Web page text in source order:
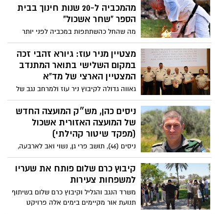
מהמכביה ל-20 שנות חינוך בבית
הספר "שחר אשכול"
מה שהחל כהשתתפות במכביה לפני יותר
משלושה עשורים, הפך למסע חיים בישראל.
איווילו פנצ'ב, שעלה מבולגריה בשנת 1998,
הגיע לראשונה לישראל בשנת 1993 כדי
להתחרות במכביה ה14 בירושלים בענף
הקראטה חוויה שלדבריו שינתה את חייו
והובילה אותו להחלטה לעלות לארץ.
מצטיין מניר עוז: גיורא זהבי זכה
במקום השלישי בתואר המתנדב
המצטיין הארצי של מד"א
גאווה גדולה לקיבוץ ניר עוז ולמרחב נגב של
מד"א גיורא זהבי, בן 82, נבחר למתנדב
המצטיין הארצי של מגן דוד אדום וזכה
במקום השלישי במסגרת אותות ההצטיינות
הארציים של הארגון.
ניסים כהן, מש״ק המועצה החדש
של המועצה האזורית אשכול
(מפקד שיטור קהילתי)
ניסים (46), תושב פרי גן, נשוי ואב לארבעה,
גדל והתחנך כאן באשכול. אחרי 25 שנות
שירות משמעותיות במשמר הגבול, מתוכן
עשור כמפקד בסיס הפעלת המתנדבים
קיבוץ כרם שלום פותח את שעריו
למשפחות צעירות
משרד הנגב והגליל וקיבוץ כרם שלום בשיתוף
תנועת אור מקיימים בימים אלה פרויקט